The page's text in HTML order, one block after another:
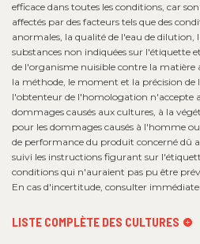
efficace dans toutes les conditions, car
affectés par des facteurs tels que des
anormales, la qualité de l'eau de
substances non indiquées sur l'étiquette
de l'organisme nuisible contre la matière
la méthode, le moment et la précision
l'obtenteur de l'homologation n'accepte
dommages causés aux cultures, à la
pour les dommages causés à l'homme
de performance du produit concerné dû
suivi les instructions figurant sur
conditions qui n'auraient pas pu être
En cas d'incertitude, consulter
LISTE COMPLÈTE DES CULTURES